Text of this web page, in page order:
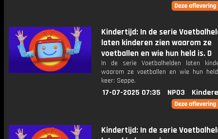
Kindertijd: In de serie
laten kinderen zien waarom ze
voetballen en wie hun held is. D
In de serie Voetbalhelden laten
waarom ze voetballen en wie hun
keer: Seppe.
17-07-2025 07:35 NPO3
Kindertijd: In de serie